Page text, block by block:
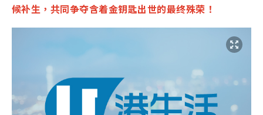
候补生，共同争夺含着金钥匙出世的最终殊荣！